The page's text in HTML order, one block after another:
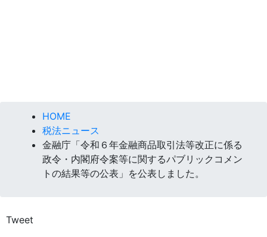
HOME
税法ニュース
金融庁「令和６年金融商品取引法等改正に係る
政令・内閣府令案等に関するパブリックコメン
トの結果等の公表」を公表しました。
Tweet